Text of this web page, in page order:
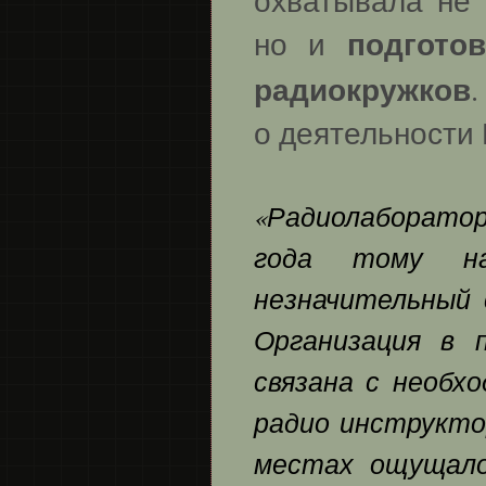
но и
радиокружков
о деятельности
года тому
Организация в
связана с
радио
местах